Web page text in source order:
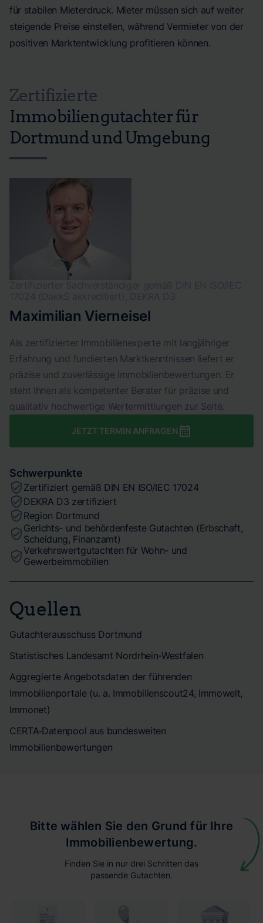
für stabilen Mieterdruck. Mieter müssen sich auf weiter
steigende Preise einstellen, während Vermieter von der
positiven Marktentwicklung profitieren können.
Zertifizierte
Immobiliengutachter für
Dortmund und Umgebung
Maximilian Vierneisel
Als zertifizierter Immobilienexperte mit langjähriger
Erfahrung und fundierten Marktkenntnissen liefert er
präzise und zuverlässige Immobilienbewertungen. Er
steht Ihnen als kompetenter Berater für präzise und
qualitativ hochwertige Wertermittlungen zur Seite.
JETZT TERMIN ANFRAGEN
Schwerpunkte
Zertifiziert gemäß DIN EN ISO/IEC 17024
DEKRA D3 zertifiziert
Region Dortmund
Gerichts- und behördenfeste Gutachten (Erbschaft,
Scheidung, Finanzamt)
Verkehrswertgutachten für Wohn- und
Gewerbeimmobilien
Quellen
Gutachterausschuss Dortmund
Statistisches Landesamt Nordrhein-Westfalen
Aggregierte Angebotsdaten der führenden
Immobilienportale (u. a. Immobilienscout24, Immowelt,
Immonet)
CERTA‑Datenpool aus bundesweiten
Immobilienbewertungen
Bitte wählen Sie den Grund für Ihre
Immobilienbewertung.
Finden Sie in nur drei Schritten das
passende Gutachten.